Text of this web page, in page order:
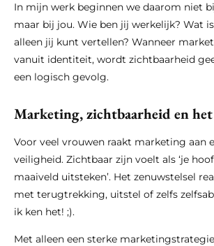
In mijn werk beginnen we daarom niet
maar bij jou. Wie ben jij werkelijk? Wat
alleen jij kunt vertellen? Wanneer
vanuit identiteit, wordt zichtbaarheid
een logisch gevolg.
Marketing, zichtbaarheid en
Voor veel vrouwen raakt marketing aan
veiligheid. Zichtbaar zijn voelt als ‘je
maaiveld uitsteken’. Het zenuwstelsel
met terugtrekking, uitstel of zelfs
ik ken het! ;).
Met alleen een sterke